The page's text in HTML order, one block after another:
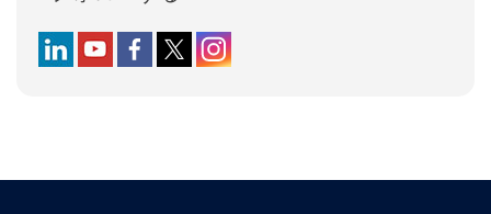
Follow us on LinkedIn
Follow us on YouTube
Follow us on Facebook
Follow us on X (formerly Twitter)
Follow us on Instagram